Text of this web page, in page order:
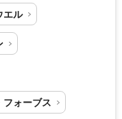
エル
フォーブス